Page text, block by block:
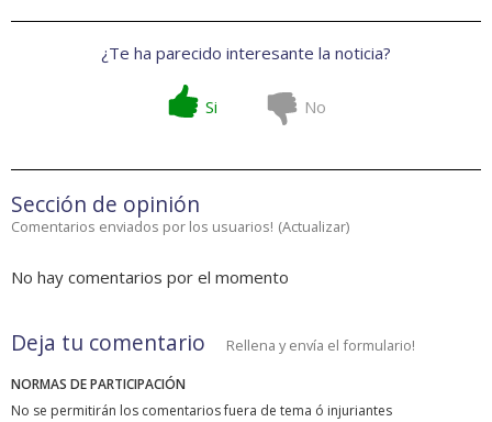
¿Te ha parecido interesante la noticia?
Si No
Sección de opinión
Comentarios enviados por los usuarios! (Actualizar)
No hay comentarios por el momento
Deja tu comentario Rellena y envía el formulario!
NORMAS DE PARTICIPACIÓN
No se permitirán los comentarios fuera de tema ó injuriantes